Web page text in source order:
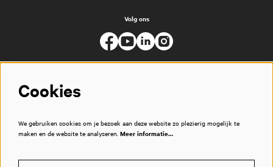
Volg ons
Cookies
We gebruiken cookies om je bezoek aan deze website zo plezierig mogelijk te
maken en de website te analyseren. Meer informatie…